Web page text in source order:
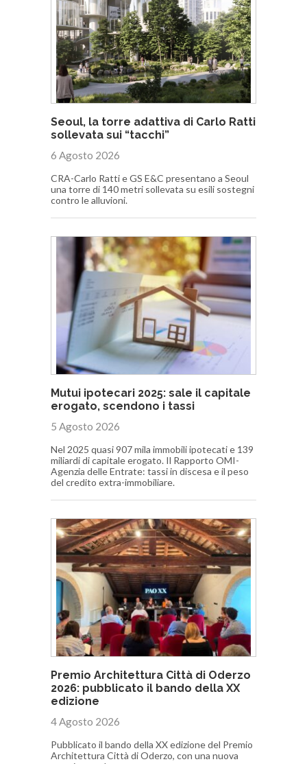
Seoul, la torre adattiva di Carlo Ratti
sollevata sui “tacchi”
6 Agosto 2026
CRA-Carlo Ratti e GS E&C presentano a Seoul
una torre di 140 metri sollevata su esili sostegni
contro le alluvioni.
Mutui ipotecari 2025: sale il capitale
erogato, scendono i tassi
5 Agosto 2026
Nel 2025 quasi 907 mila immobili ipotecati e 139
miliardi di capitale erogato. Il Rapporto OMI-
Agenzia delle Entrate: tassi in discesa e il peso
del credito extra-immobiliare.
Premio Architettura Città di Oderzo
2026: pubblicato il bando della XX
edizione
4 Agosto 2026
Pubblicato il bando della XX edizione del Premio
Architettura Città di Oderzo, con una nuova